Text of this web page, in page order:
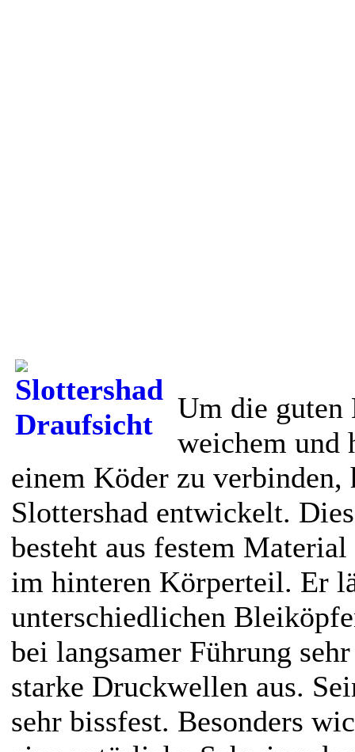
Um die guten
weichem und
einem Köder zu verbinden,
Slottershad entwickelt.
besteht aus festem
im hinteren Körperteil. Er
unterschiedlichen
bei langsamer Führung
starke Druckwellen aus.
sehr bissfest. Besonders